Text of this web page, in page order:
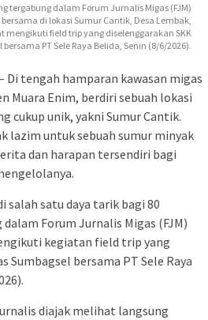
tergabung dalam Forum Jurnalis Migas (FJM)
di lokasi Sumur Cantik, Desa Lembak,
mengikuti field trip yang diselenggarakan SKK
bersama PT Sele Raya Belida, Senin (8/6/2026).
Di tengah hamparan kawasan migas
Muara Enim, berdiri sebuah lokasi
cukup unik, yakni Sumur Cantik.
lazim untuk sebuah sumur minyak
dan harapan tersendiri bagi
salah satu daya tarik bagi 80
Forum Jurnalis Migas (FJM)
kegiatan field trip yang
Sumbagsel bersama PT Sele Raya
diajak melihat langsung